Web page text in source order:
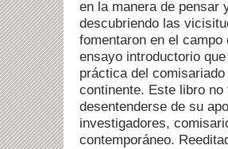
en la manera de pensar
descubriendo las
fomentaron en el
ensayo introductorio
práctica del
continente. Este libro
desentenderse de su
investigadores,
contemporáneo.